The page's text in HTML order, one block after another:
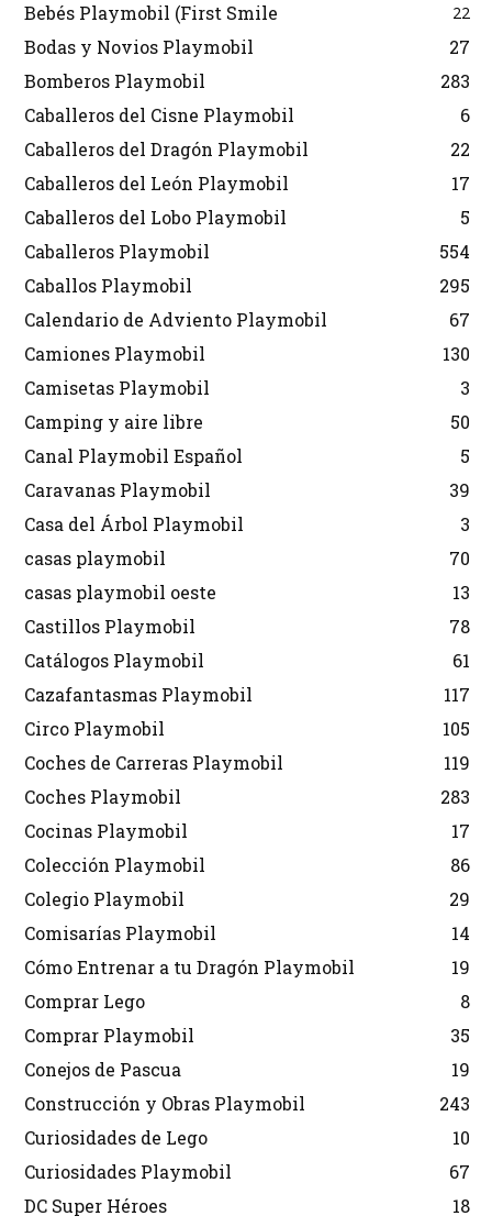
Bebés Playmobil (First Smile
22
Bodas y Novios Playmobil
27
Bomberos Playmobil
283
Caballeros del Cisne Playmobil
6
Caballeros del Dragón Playmobil
22
Caballeros del León Playmobil
17
Caballeros del Lobo Playmobil
5
Caballeros Playmobil
554
Caballos Playmobil
295
Calendario de Adviento Playmobil
67
Camiones Playmobil
130
Camisetas Playmobil
3
Camping y aire libre
50
Canal Playmobil Español
5
Caravanas Playmobil
39
Casa del Árbol Playmobil
3
casas playmobil
70
casas playmobil oeste
13
Castillos Playmobil
78
Catálogos Playmobil
61
Cazafantasmas Playmobil
117
Circo Playmobil
105
Coches de Carreras Playmobil
119
Coches Playmobil
283
Cocinas Playmobil
17
Colección Playmobil
86
Colegio Playmobil
29
Comisarías Playmobil
14
Cómo Entrenar a tu Dragón Playmobil
19
Comprar Lego
8
Comprar Playmobil
35
Conejos de Pascua
19
Construcción y Obras Playmobil
243
Curiosidades de Lego
10
Curiosidades Playmobil
67
DC Super Héroes
18